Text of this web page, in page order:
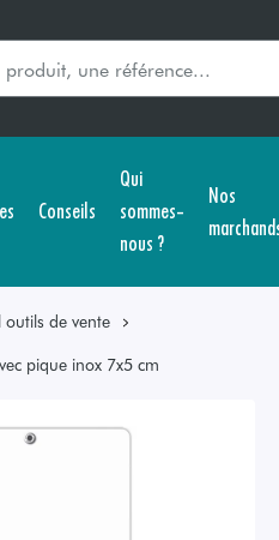
Conseils
Qui
sommes-
nous ?
Nos
outils de vente
pique inox 7x5 cm